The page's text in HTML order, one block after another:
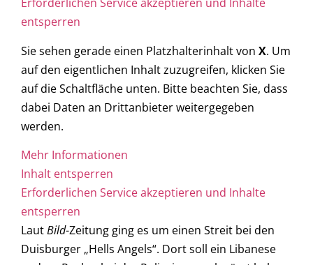
Erforderlichen Service akzeptieren und Inhalte
entsperren
Sie sehen gerade einen Platzhalterinhalt von X. Um
auf den eigentlichen Inhalt zuzugreifen, klicken Sie
auf die Schaltfläche unten. Bitte beachten Sie, dass
dabei Daten an Drittanbieter weitergegeben
werden.
Mehr Informationen
Inhalt entsperren
Erforderlichen Service akzeptieren und Inhalte
entsperren
LautBild-Zeitung ging es um einen Streit bei den
Duisburger „Hells Angels“. Dort soll ein Libanese